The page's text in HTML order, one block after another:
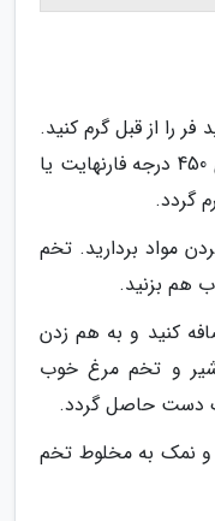
فر را از قبل گرم کنید.
پس فر را روشن کنید و در دمای 450 درجه فارنهایت یا
مواد بردارید. تخم
هم بزنید.
کنید و به هم زدن
شیر و تخم مرغ خوب
دست حاصل گردد.
و نمک به مخلوط تخم